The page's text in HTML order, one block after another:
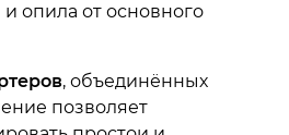
опила от основного
, объединённых
позволяет